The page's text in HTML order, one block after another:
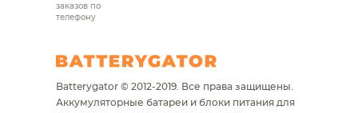
заказов по
телефону
Batterygator © 2012-2019. Все права защищены.
Аккумуляторные батареи и блоки питания для